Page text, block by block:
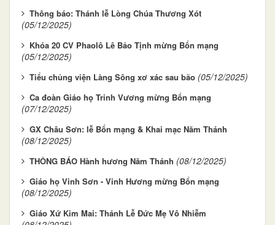
Thông báo: Thánh lễ Lòng Chúa Thương Xót
(05/12/2025)
Khóa 20 CV Phaolô Lê Bảo Tịnh mừng Bổn mạng
(05/12/2025)
Tiểu chủng viện Làng Sông xơ xác sau bão (05/12/2025)
Ca đoàn Giáo họ Trinh Vương mừng Bổn mạng
(07/12/2025)
GX Châu Sơn: lễ Bổn mạng & Khai mạc Năm Thánh
(08/12/2025)
THÔNG BÁO Hành hương Năm Thánh (08/12/2025)
Giáo họ Vinh Sơn - Vinh Hương mừng Bổn mạng
(08/12/2025)
Giáo Xứ Kim Mai: Thánh Lễ Đức Mẹ Vô Nhiễm